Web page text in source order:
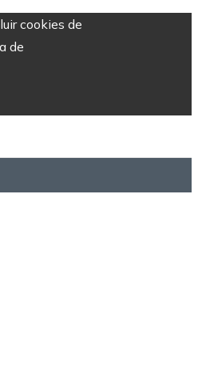
cookies de
de